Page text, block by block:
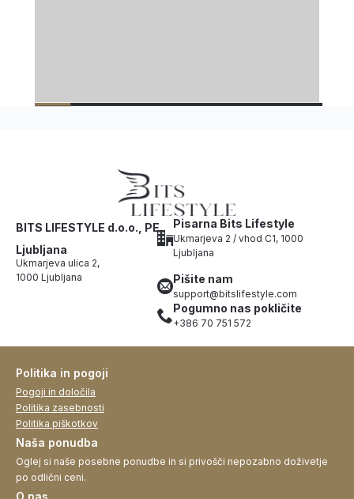
BITS LIFESTYLE d.o.o., PE
Ljubljana
Ukmarjeva ulica 2,
1000 Ljubljana
Pisarna Bits Lifestyle
Ukmarjeva 2 / vhod C1, 1000
Ljubljana
Pišite nam
support@bitslifestyle.com
Pogumno nas pokličite
+386 70 751 572
O nas
Naša ponudba
Oglej si naše posebne ponudbe in si privošči nepozabno doživetje
po odlični ceni.
Politika in pogoji
Pogoji in določila
Politika zasebnosti
Politika piškotkov